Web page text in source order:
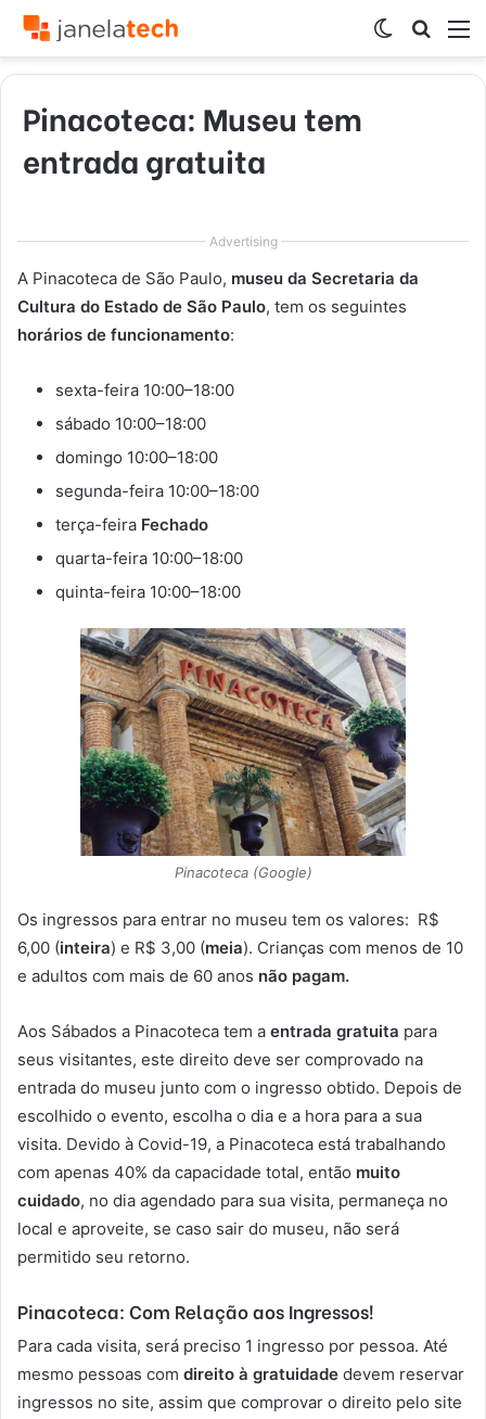
por
Switch
skin
Pinacoteca: Museu tem
entrada gratuita
Advertising
A Pinacoteca de São Paulo, museu da Secretaria da
Cultura do Estado de São Paulo, tem os seguintes
horários de funcionamento:
sexta-feira 10:00–18:00
sábado 10:00–18:00
domingo 10:00–18:00
segunda-feira 10:00–18:00
terça-feira Fechado
quarta-feira 10:00–18:00
quinta-feira 10:00–18:00
Pinacoteca (Google)
Os ingressos para entrar no museu tem os valores: R$
6,00 (inteira) e R$ 3,00 (meia). Crianças com menos de 10
e adultos com mais de 60 anos não pagam.
Aos Sábados a Pinacoteca tem a entrada gratuita para
seus visitantes, este direito deve ser comprovado na
entrada do museu junto com o ingresso obtido. Depois de
escolhido o evento, escolha o dia e a hora para a sua
visita. Devido à Covid-19, a Pinacoteca está trabalhando
com apenas 40% da capacidade total, então muito
cuidado, no dia agendado para sua visita, permaneça no
local e aproveite, se caso sair do museu, não será
permitido seu retorno.
Pinacoteca: Com Relação aos Ingressos!
Para cada visita, será preciso 1 ingresso por pessoa. Até
mesmo pessoas com direito à gratuidade devem reservar
ingressos no site, assim que comprovar o direito pelo site